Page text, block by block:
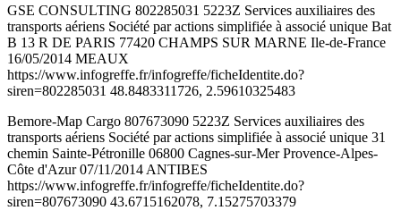
GSE CONSULTING 802285031 5223Z Services auxiliaires des
transports aériens Société par actions simplifiée à associé unique Bat
B 13 R DE PARIS 77420 CHAMPS SUR MARNE Ile-de-France
16/05/2014 MEAUX
https://www.infogreffe.fr/infogreffe/ficheIdentite.do?
siren=802285031 48.8483311726, 2.59610325483
Bemore-Map Cargo 807673090 5223Z Services auxiliaires des
transports aériens Société par actions simplifiée à associé unique 31
chemin Sainte-Pétronille 06800 Cagnes-sur-Mer Provence-Alpes-
Côte d'Azur 07/11/2014 ANTIBES
https://www.infogreffe.fr/infogreffe/ficheIdentite.do?
siren=807673090 43.6715162078, 7.15275703379